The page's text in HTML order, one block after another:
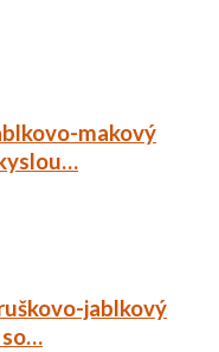
makový
jablkový
so…